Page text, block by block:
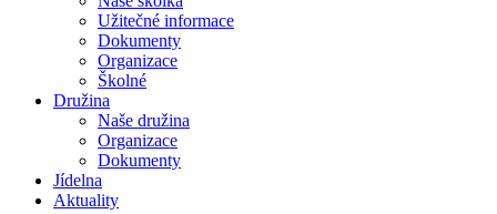
Užitečné informace
Dokumenty
Organizace
Školné
Družina
Naše družina
Organizace
Dokumenty
Jídelna
Aktuality